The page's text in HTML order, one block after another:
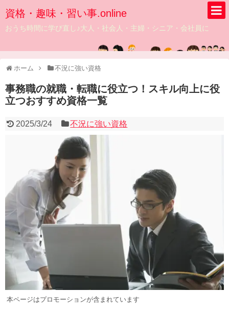
資格・趣味・習い事.online
おうち時間に学び直し♪大人・社会人・主婦・シニア・会社員に
ホーム 不況に強い資格
事務職の就職・転職に役立つ！スキル向上に役
立つおすすめ資格一覧
2025/3/24 不況に強い資格
本ページはプロモーションが含まれています